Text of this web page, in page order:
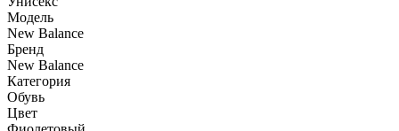
Модель
New Balance
Бренд
New Balance
Категория
Обувь
Цвет